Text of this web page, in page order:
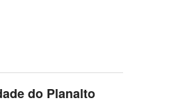
do Planalto